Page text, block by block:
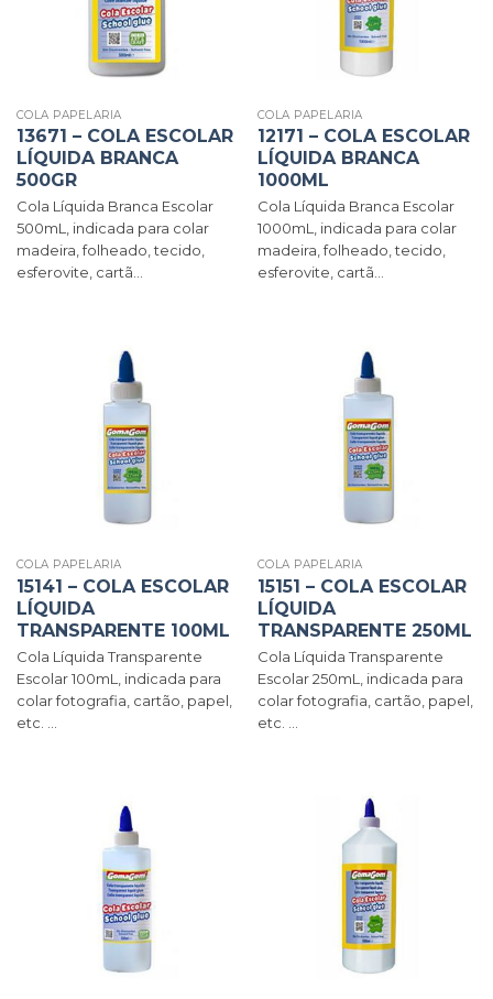
COLA PAPELARIA
13671 – COLA ESCOLAR
LÍQUIDA BRANCA
500GR
Cola Líquida Branca Escolar
500mL, indicada para colar
madeira, folheado, tecido,
esferovite, cartã...
COLA PAPELARIA
12171 – COLA ESCOLAR
LÍQUIDA BRANCA
1000ML
Cola Líquida Branca Escolar
1000mL, indicada para colar
madeira, folheado, tecido,
esferovite, cartã...
COLA PAPELARIA
15141 – COLA ESCOLAR
LÍQUIDA
TRANSPARENTE 100ML
Cola Líquida Transparente
Escolar 100mL, indicada para
colar fotografia, cartão, papel,
etc. ...
COLA PAPELARIA
15151 – COLA ESCOLAR
LÍQUIDA
TRANSPARENTE 250ML
Cola Líquida Transparente
Escolar 250mL, indicada para
colar fotografia, cartão, papel,
etc. ...